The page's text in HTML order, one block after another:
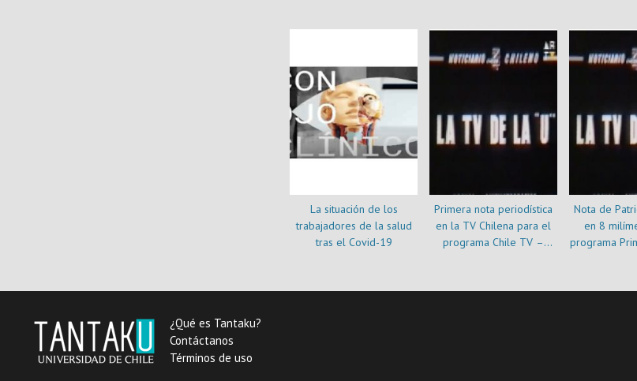
La situación de los
trabajadores de la salud
tras el Covid-19
Primera nota periodística
en la TV Chilena para el
programa Chile TV –
Nota de
en 8
programa
¿Qué es Tantaku?
Contáctanos
Términos de uso